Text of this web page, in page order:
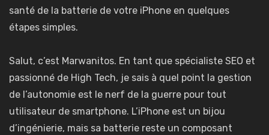
santé de la batterie de votre iPhone en quelques
étapes simples.
Salut, c’est Marwanitos. En tant que spécialiste SEO et
passionné de High Tech, je sais à quel point la gestion
de l’autonomie est le nerf de la guerre pour tout
utilisateur de smartphone. L’iPhone est un bijou
d’ingénierie, mais sa batterie reste un composant